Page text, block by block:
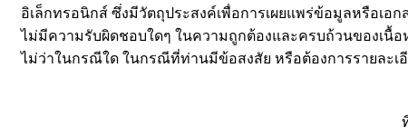
อิเล็กทรอนิกส์ ซึ่งมีวัตถุประสงค์เพื่อการเผยแพร่ข้อมูลหรือเ
ไม่มีความรับผิดชอบใดๆ ในความถูกต้องและครบถ้วนของเนื้
ไม่ว่าในกรณีใด ในกรณีที่ท่านมีข้อสงสัย หรือต้องการรายละเ